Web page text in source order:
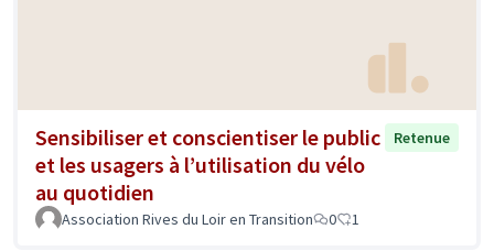
Sensibiliser et conscientiser le public
et les usagers à l’utilisation du vélo
au quotidien
Retenue
Association Rives du Loir en Transition 0 1